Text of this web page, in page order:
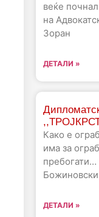
веќе
на
Зоран
ДЕТАЛИ »
Како е
има за
Божиновски
ДЕТАЛИ »